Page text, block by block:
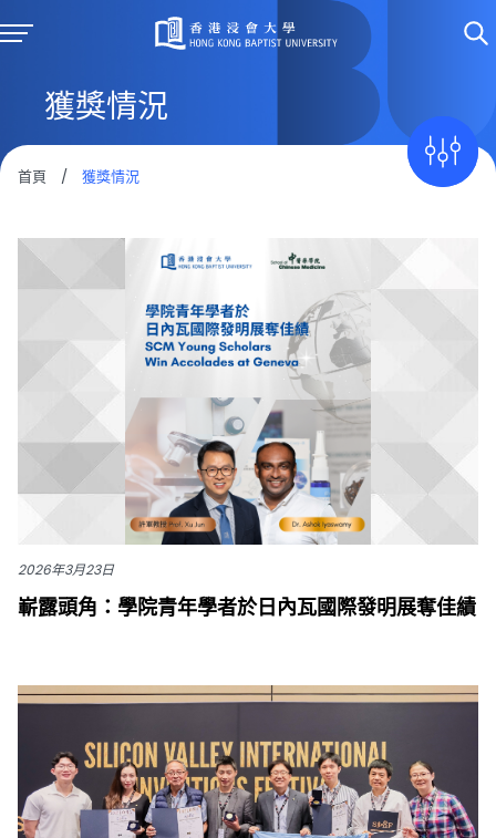
獲獎情況
首頁 / 獲獎情況
2026年3月23日
嶄露頭角：學院青年學者於日內瓦國際發明展奪佳績